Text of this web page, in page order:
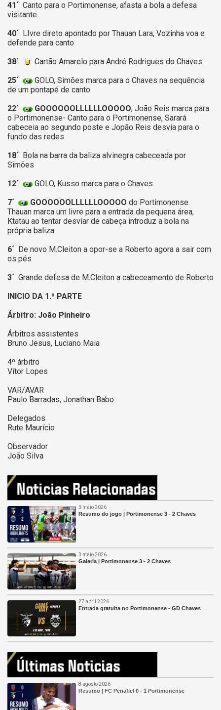
41´ Canto para o Portimonense, afasta a bola a defesa
visitante
40´
LIvre direto apontado por Thauan Lara, Vozinha voa e
defende para canto
38´
Cartão Amarelo para André Rodrigues do Chaves
25´
GOLO, Simões marca para o Chaves na sequência
de um pontapé de canto
22´
GOOOOOOLLLLLLOOOOO, João Reis marca para
o Portimonense- Canto para o Portimonense, Sarará
cabeceia ao segundo poste e Jopão Reis desvia para o
fundo das redes
18´
Bola na barra da baliza alvinegra cabeceada por
Simões
12´
GOLO, Kusso marca para o Chaves
7´
GOOOOOOLLLLLLOOOOO do Portimonense.
Thauan marca um livre para a entrada da pequena área,
Ktatau ao tentar desviar de cabeça introduz a bola na
própria baliza
6´
De novo M.Cleiton a opor-se a Roberto agora a sair com
os pés
3´ Grande defesa de M.Cleiton a cabeceamento de Roberto
INICIO DA 1.ª PARTE
Árbitro: João Pinheiro
Árbitros assistentes
Bruno Jesus, Luciano Maia
4º árbitro
Vítor Lopes
VAR/AVAR
Paulo Barradas, Jonathan Babo
Delegados
Rute Maurício
Observador
João Silva
3 maio 2026
Resumo do jogo | Portimonense 3 - 2 Chaves
3 maio 2026
Galeria | Portimonense 3 - 2 Chaves
27 abril 2026
Entrada gratuita no Portimonense - GD Chaves
8 agosto 2026
Resumo | FC Penafiel 0 - 1 Portimonense